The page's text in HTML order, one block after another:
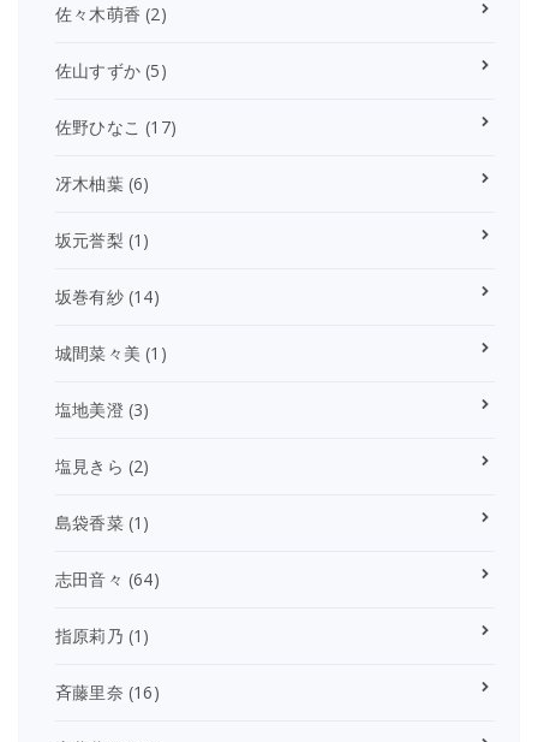
佐々木萌香 (2)
佐山すずか (5)
佐野ひなこ (17)
冴木柚葉(6)
坂元誉梨 (1)
坂巻有紗(14)
城間菜々美 (1)
塩地美澄(3)
塩見きら (2)
島袋香菜(1)
志田音々 (64)
指原莉乃 (1)
斉藤里奈 (16)